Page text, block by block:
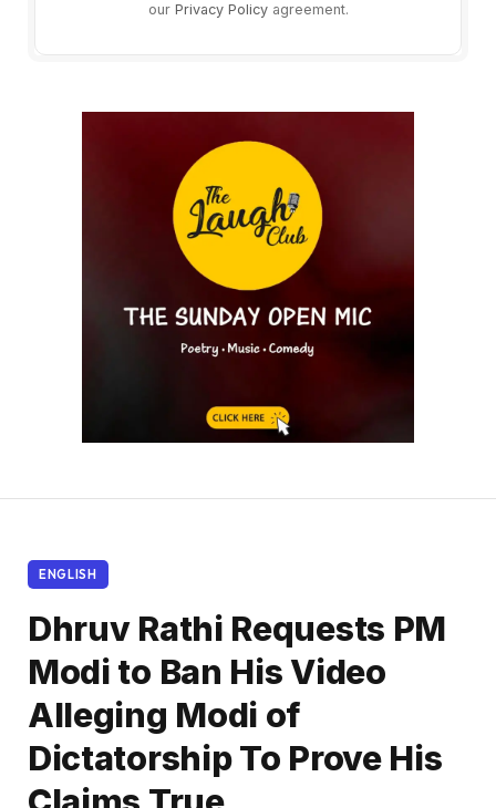
our Privacy Policyagreement.
ENGLISH
Dhruv Rathi Requests PM
Modi to Ban His Video
Alleging Modi of
Dictatorship To Prove His